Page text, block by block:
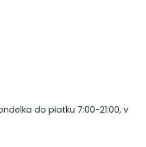
do piatku 7:00-21:00, v